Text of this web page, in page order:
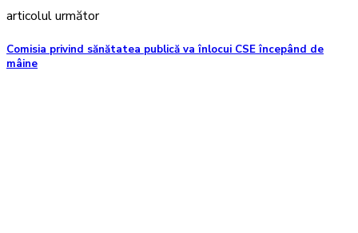
articolul următor
Comisia privind sănătatea publică va înlocui CSE începând de
mâine